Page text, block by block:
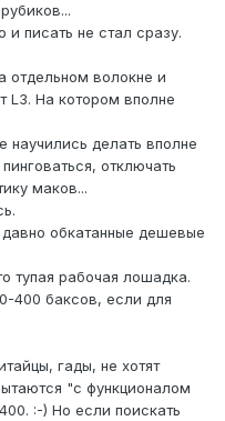
писать не стал сразу.
отдельном волокне и
L3. На котором вполне
научились делать вполне
отключать
маков...
обкатанные дешевые
тупая рабочая лошадка.
400 баксов, если для
гады, не хотят
"с функционалом
:-) Но если поискать